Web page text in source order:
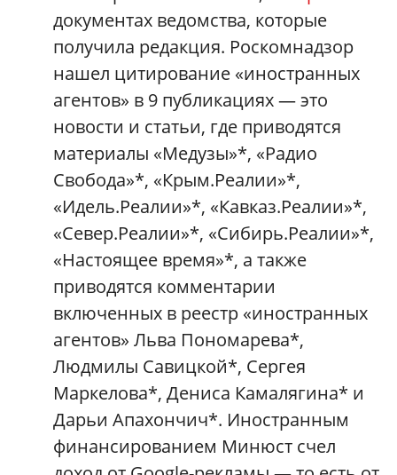
документах ведомства, которые
получила редакция. Роскомнадзор
нашел цитирование «иностранных
агентов» в 9 публикациях — это
новости и статьи, где приводятся
материалы «Медузы»*, «Радио
Свобода»*, «Крым.Реалии»*,
«Идель.Реалии»*, «Кавказ.Реалии»*,
«Север.Реалии»*, «Сибирь.Реалии»*,
«Настоящее время»*, а также
приводятся комментарии
включенных в реестр «иностранных
агентов» Льва Пономарева*,
Людмилы Савицкой*, Сергея
Маркелова*, Дениса Камалягина* и
Дарьи Апахончич*. Иностранным
финансированием Минюст счел